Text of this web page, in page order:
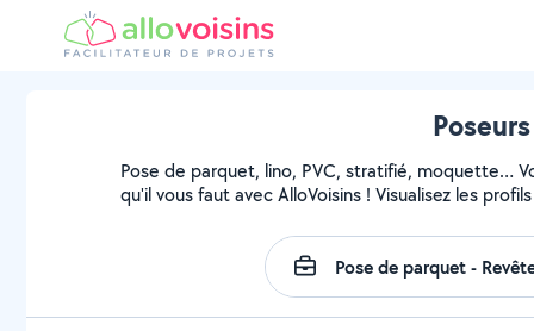
Pose de parquet, lino, PVC, stratifié, moquette…
qu'il vous faut avec AlloVoisins ! Visualisez les